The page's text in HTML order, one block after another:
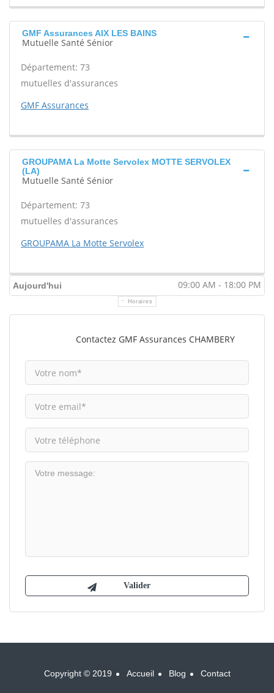
GMF Assurances AIX LES BAINS
Mutuelle Santé Sénior
Département: 73
mutuelles d'assurances
GMF Assurances
GROUPAMA La Motte Servolex MOTTE SERVOLEX
(LA)
Mutuelle Santé Sénior
Département: 73
mutuelles d'assurances
GROUPAMA La Motte Servolex
Aujourd'hui 09:00 AM - 18:00 PM
Horaires
Contactez GMF Assurances CHAMBERY
Copyright © 2019 Accueil Blog Contact